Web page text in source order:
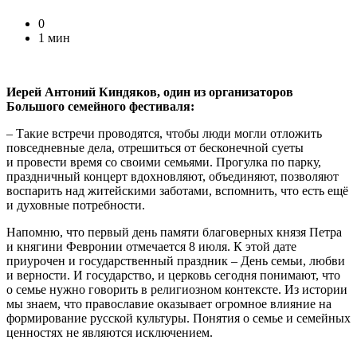
0
1 мин
Иерей Антоний Киндяков, один из организаторов
Большого семейного фестиваля:
– Такие встречи проводятся, чтобы люди могли отложить
повседневные дела, отрешиться от бесконечной суеты
и провести время со своими семьями. Прогулка по парку,
праздничный концерт вдохновляют, объединяют, позволяют
воспарить над житейскими заботами, вспомнить, что есть ещё
и духовные потребности.
Напомню, что первый день памяти благоверных князя Петра
и княгини Февронии отмечается 8 июля. К этой дате
приурочен и государственный праздник – День семьи, любви
и верности. И государство, и церковь сегодня понимают, что
о семье нужно говорить в религиозном контексте. Из истории
мы знаем, что православие оказывает огромное влияние на
формирование русской культуры. Понятия о семье и семейных
ценностях не являются исключением.